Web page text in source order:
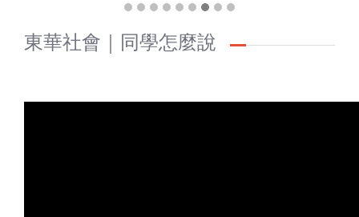
東華社會｜同學怎麼說